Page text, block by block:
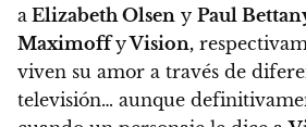
a Elizabeth Olsen y Paul
MaximoffyVision,
viven su amor a través de
televisión… aunque